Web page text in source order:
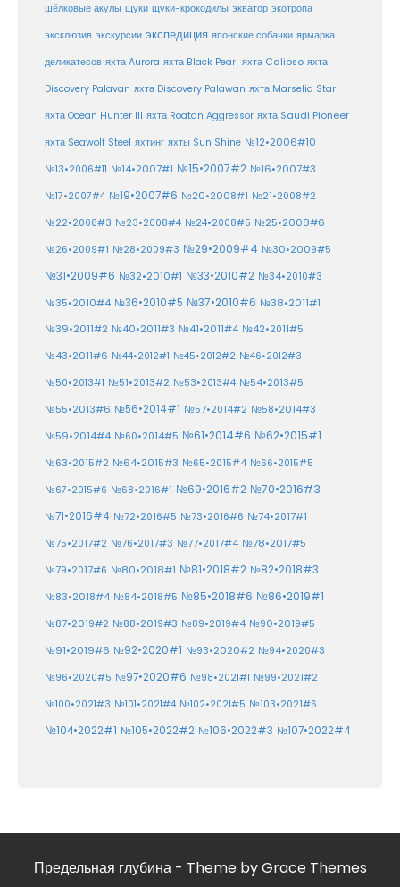
шёлковые акулы щуки щуки-крокодилы экватор экотропа
эксклюзив экскурсии экспедиция японские собачки ярмарка
деликатесов яхта Aurora яхта Black Pearl яхта Calipso яхта
Discovery Palavan яхта Discovery Palawan яхта Marselia Star
яхта Ocean Hunter III яхта Roatan Aggressor яхта Saudi Pioneer
яхта Seawolf Steel яхтинг яхты Sun Shine №12•2006#10
№13•2006#11 №14•2007#1 №15•2007#2 №16•2007#3
№17•2007#4 №19•2007#6 №20•2008#1 №21•2008#2
№22•2008#3 №23•2008#4 №24•2008#5 №25•2008#6
№26•2009#1 №28•2009#3 №29•2009#4 №30•2009#5
№31•2009#6 №32•2010#1 №33•2010#2 №34•2010#3
№35•2010#4 №36•2010#5 №37•2010#6 №38•2011#1
№39•2011#2 №40•2011#3 №41•2011#4 №42•2011#5
№43•2011#6 №44•2012#1 №45•2012#2 №46•2012#3
№50•2013#1 №51•2013#2 №53•2013#4 №54•2013#5
№55•2013#6 №56•2014#1 №57•2014#2 №58•2014#3
№59•2014#4 №60•2014#5 №61•2014#6 №62•2015#1
№63•2015#2 №64•2015#3 №65•2015#4 №66•2015#5
№67•2015#6 №68•2016#1 №69•2016#2 №70•2016#3
№71•2016#4 №72•2016#5 №73•2016#6 №74•2017#1
№75•2017#2 №76•2017#3 №77•2017#4 №78•2017#5
№79•2017#6 №80•2018#1 №81•2018#2 №82•2018#3
№83•2018#4 №84•2018#5 №85•2018#6 №86•2019#1
№87•2019#2 №88•2019#3 №89•2019#4 №90•2019#5
№91•2019#6 №92•2020#1 №93•2020#2 №94•2020#3
№96•2020#5 №97•2020#6 №98•2021#1 №99•2021#2
№100•2021#3 №101•2021#4 №102•2021#5 №103•2021#6
№104•2022#1 №105•2022#2 №106•2022#3 №107•2022#4
Предельная глубина - Theme by Grace Themes